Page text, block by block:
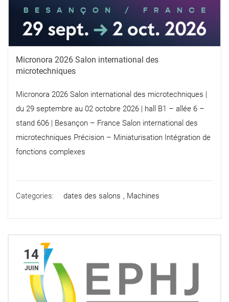
Micronora 2026 Salon international des
microtechniques
Micronora 2026 Salon international des microtechniques |
du 29 septembre au 02 octobre 2026 | hall B1 – allée 6 –
stand 606 | Besançon – France Salon international des
microtechniques Précision – Miniaturisation Intégration de
fonctions complexes
Categories: dates des salons , Machines
14
JUIN